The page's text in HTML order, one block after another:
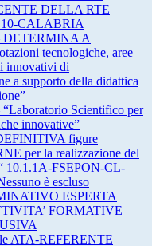
DELLA RTE
CALABRIA
DETERMINA A
tecnologiche, aree
innovativi di
a supporto della didattica
Scientifico per
innovative”
figure
per la realizzazione del
10.1.1A-FSEPON-CL-
è escluso
ESPERTA
FORMATIVE
ATA-REFERENTE